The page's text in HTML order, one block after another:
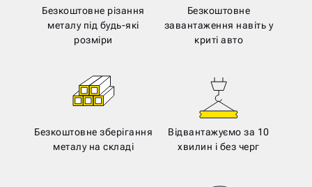
Безкоштовне різання
металу під будь-які
розміри
Безкоштовне
завантаження навіть у
криті авто
Безкоштовне зберігання
металу на складі
Відвантажуємо за 10
хвилин і без черг